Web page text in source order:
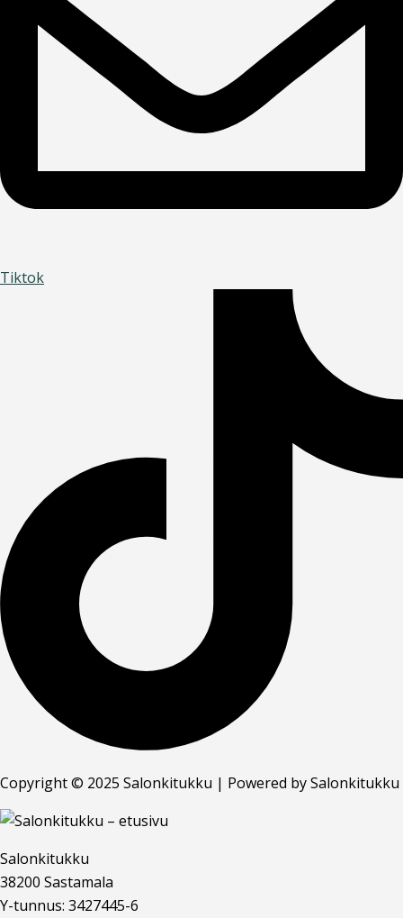
Tiktok
Copyright © 2025 Salonkitukku | Powered by Salonkitukku
Salonkitukku
38200 Sastamala
Y-tunnus: 3427445-6